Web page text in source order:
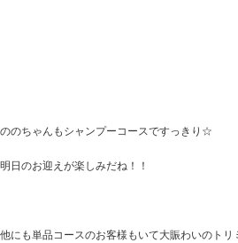
ののちゃんもシャンプーコースですっきり☆
明日のお迎えが楽しみだね！！
他にも単品コースのお客様もいて大賑わいのトリ